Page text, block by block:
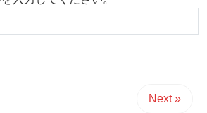
Next »